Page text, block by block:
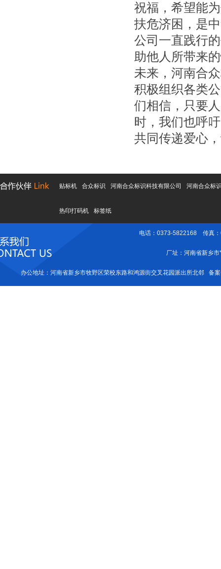
祝福，希望能
扶危济困，是
公司一直践行
助他人所带来
未来，河南合
积极组织各类
们相信，只要
时，我们也呼
共同传递爱心
贴标机 合众标识 河南合众标识科技有限公司 河南合众标
热印打码机 标签纸
电话：0373-5822168 传真
厂址：河南省新乡
办公地址：河南省新乡市牧野区荣校东路和鸿源街交叉花园派出所北邻 备